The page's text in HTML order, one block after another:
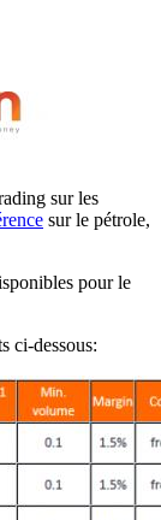
sur les
sur le pétrole,
pour le
ci-dessous: